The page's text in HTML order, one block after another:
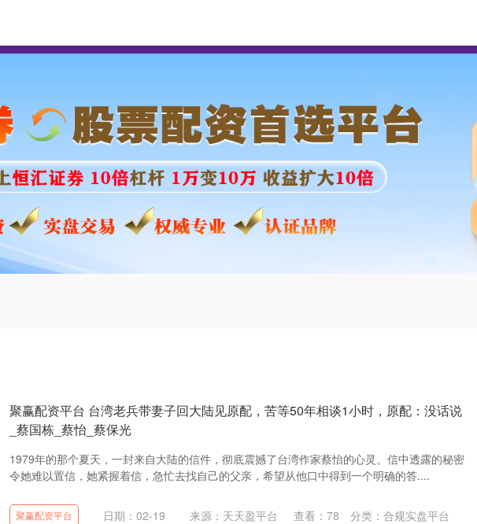
聚赢配资平台 台湾老兵带妻子回大陆见原配，苦等50年相谈1小时，原配：没话说
_蔡国栋_蔡怡_蔡保光
1979年的那个夏天，一封来自大陆的信件，彻底震撼了台湾作家蔡怡的心灵。信中透露的秘密
令她难以置信，她紧握着信，急忙去找自己的父亲，希望从他口中得到一个明确的答....
聚赢配资平台 日期：02-19 来源：天天盈平台 查看：78 分类：合规实盘平台